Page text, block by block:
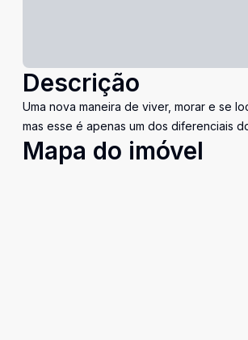
Descrição
Uma nova maneira de viver, morar e se
mas esse é apenas um dos diferenciais
Mapa do imóvel